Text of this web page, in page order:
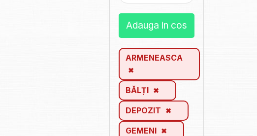
Adauga in cos
ARMENEASCA
BĂLȚI
DEPOZIT
GEMENI